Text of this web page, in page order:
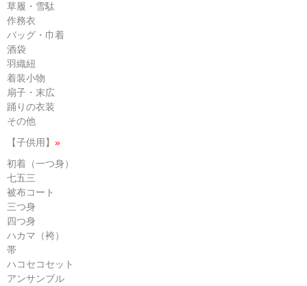
草履・雪駄
作務衣
バッグ・巾着
酒袋
羽織紐
着装小物
扇子・末広
踊りの衣装
その他
【子供用】 »
初着（一つ身）
七五三
被布コート
三つ身
四つ身
ハカマ（袴）
帯
ハコセコセット
アンサンブル